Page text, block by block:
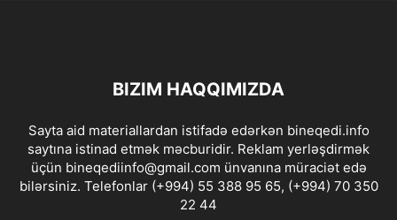
BIZIM HAQQIMIZDA
Sayta aid materiallardan istifadə edərkən bineqedi.info
saytına istinad etmək məcburidir. Reklam yerləşdirmək
üçün bineqediinfo@gmail.com ünvanına müraciət edə
bilərsiniz. Telefonlar (+994) 55 388 95 65, (+994) 70 350
22 44